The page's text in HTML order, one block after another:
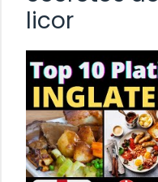
licor